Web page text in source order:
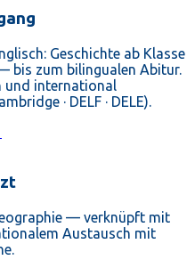
Geschichte ab Klasse
bis zum bilingualen Abitur.
und international
· DELF · DELE).
— verknüpft mit
Austausch mit